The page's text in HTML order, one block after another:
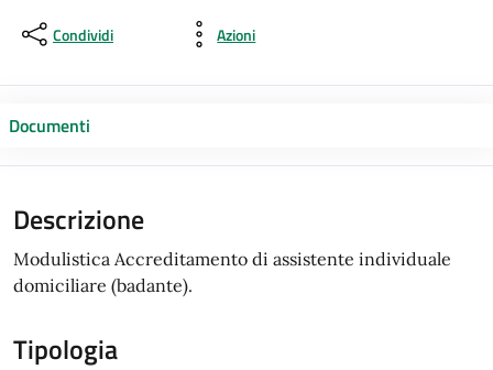
Condividi Azioni
Documenti
Descrizione
Modulistica Accreditamento di assistente individuale
domiciliare (badante).
Tipologia